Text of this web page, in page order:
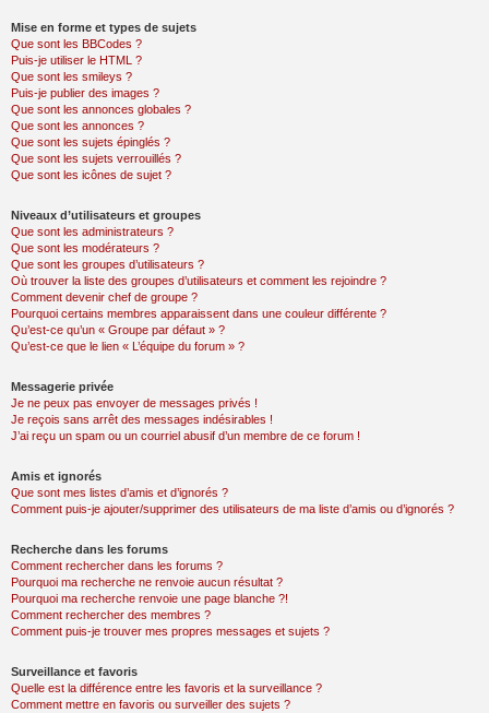
Mise en forme et types de sujets
Que sont les BBCodes ?
Puis-je utiliser le HTML ?
Que sont les smileys ?
Puis-je publier des images ?
Que sont les annonces globales ?
Que sont les annonces ?
Que sont les sujets épinglés ?
Que sont les sujets verrouillés ?
Que sont les icônes de sujet ?
Niveaux d’utilisateurs et groupes
Que sont les administrateurs ?
Que sont les modérateurs ?
Que sont les groupes d’utilisateurs ?
Où trouver la liste des groupes d’utilisateurs et comment les rejoindre ?
Comment devenir chef de groupe ?
Pourquoi certains membres apparaissent dans une couleur différente ?
Qu’est-ce qu’un « Groupe par défaut » ?
Qu’est-ce que le lien « L’équipe du forum » ?
Messagerie privée
Je ne peux pas envoyer de messages privés !
Je reçois sans arrêt des messages indésirables !
J’ai reçu un spam ou un courriel abusif d’un membre de ce forum !
Amis et ignorés
Que sont mes listes d’amis et d’ignorés ?
Comment puis-je ajouter/supprimer des utilisateurs de ma liste d’amis ou d’ignorés ?
Recherche dans les forums
Comment rechercher dans les forums ?
Pourquoi ma recherche ne renvoie aucun résultat ?
Pourquoi ma recherche renvoie une page blanche ?!
Comment rechercher des membres ?
Comment puis-je trouver mes propres messages et sujets ?
Surveillance et favoris
Quelle est la différence entre les favoris et la surveillance ?
Comment mettre en favoris ou surveiller des sujets ?